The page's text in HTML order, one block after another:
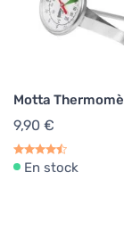
Motta
9,90 €
En stock